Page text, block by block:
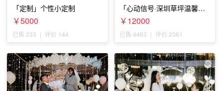
「定制」个性小定制
￥5000
已售 233 | 评价 144
「心动信号·深圳草坪温馨求
婚」
￥12000
已售 4463 | 评价 2361